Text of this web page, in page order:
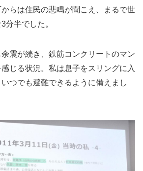
らは住民の悲鳴が聞こえ、まるで世
分半でした。
震が続き、鉄筋コンクリートのマン
じる状況。私は息子をスリングに入
つでも避難できるように備えまし